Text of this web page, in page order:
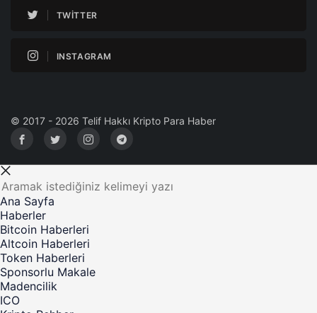
TWITTER
INSTAGRAM
© 2017 - 2026 Telif Hakkı Kripto Para Haber
Ana Sayfa
Haberler
Bitcoin Haberleri
Altcoin Haberleri
Token Haberleri
Sponsorlu Makale
Madencilik
ICO